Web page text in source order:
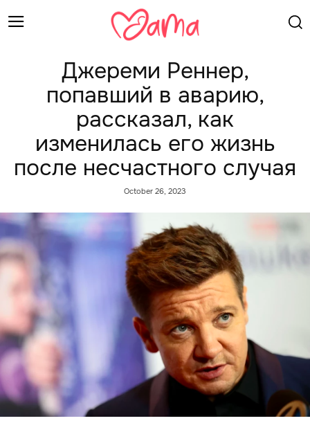
Джереми Реннер,
попавший в аварию,
рассказал, как
изменилась его жизнь
после несчастного случая
October 26, 2023